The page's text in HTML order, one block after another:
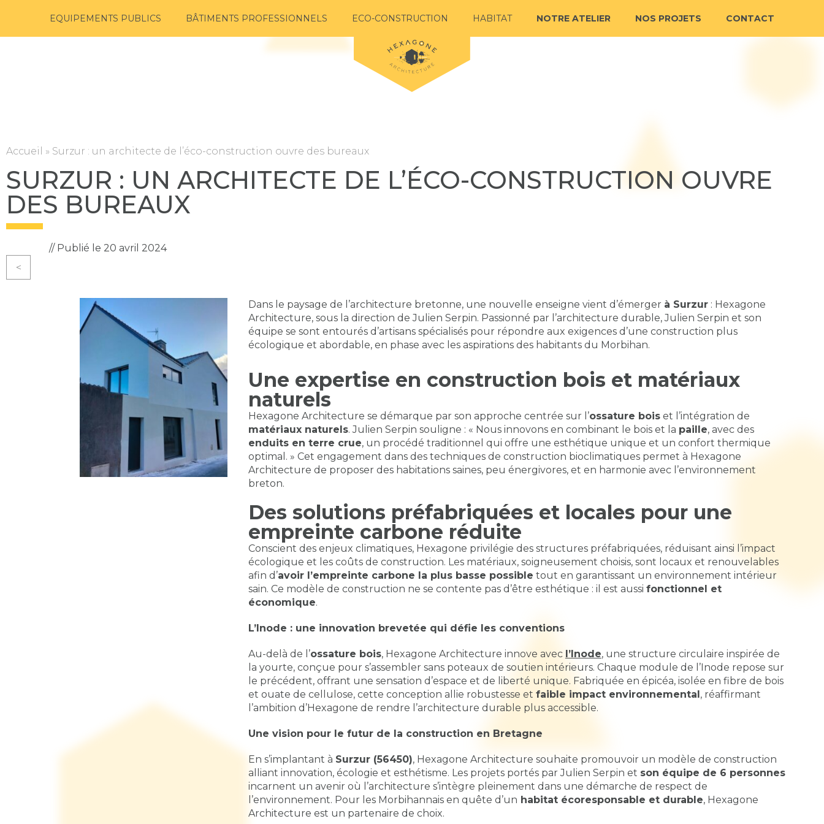
EQUIPEMENTS PUBLICS BÂTIMENTS PROFESSIONNELS ECO-CONSTRUCTION HABITAT NOTRE ATELIER NOS PROJETS CONTACT
Accueil » Surzur : un architecte de l’éco-construction ouvre des bureaux
SURZUR : UN ARCHITECTE DE L’ÉCO-CONSTRUCTION OUVRE
DES BUREAUX
// Publié le 20 avril 2024
<
Dans le paysage de l’architecture bretonne, une nouvelle enseigne vient d’émerger à Surzur: Hexagone
Architecture, sous la direction de Julien Serpin. Passionné par l’architecture durable, Julien Serpin et son
équipe se sont entourés d’artisans spécialisés pour répondre aux exigences d’une construction plus
écologique et abordable, en phase avec les aspirations des habitants du Morbihan.
Une expertise en construction bois et matériaux
naturels
Hexagone Architecture se démarque par son approche centrée sur l’ossature boiset l’intégration de
matériaux naturels. Julien Serpin souligne : « Nous innovons en combinant le bois et la paille, avec des
enduits en terre crue, un procédé traditionnel qui offre une esthétique unique et un confort thermique
optimal. » Cet engagement dans des techniques de construction bioclimatiques permet à Hexagone
Architecture de proposer des habitations saines, peu énergivores, et en harmonie avec l’environnement
breton.
Des solutions préfabriquées et locales pour une
empreinte carbone réduite
Conscient des enjeux climatiques, Hexagone privilégie des structures préfabriquées, réduisant ainsi l’impact
écologique et les coûts de construction. Les matériaux, soigneusement choisis, sont locaux et renouvelables
afin d’avoir l’empreinte carbone la plus basse possible tout en garantissant un environnement intérieur
sain. Ce modèle de construction ne se contente pas d’être esthétique : il est aussi fonctionnel et
économique.
L’Inode : une innovation brevetée qui défie les conventions
Au-delà de l’ossature bois, Hexagone Architecture innove avec l’Inode, une structure circulaire inspirée de
la yourte, conçue pour s’assembler sans poteaux de soutien intérieurs. Chaque module de l’Inode repose sur
le précédent, offrant une sensation d’espace et de liberté unique. Fabriquée en épicéa, isolée en fibre de bois
et ouate de cellulose, cette conception allie robustesse et faible impact environnemental, réaffirmant
l’ambition d’Hexagone de rendre l’architecture durable plus accessible.
Une vision pour le futur de la construction en Bretagne
En s’implantant à Surzur (56450), Hexagone Architecture souhaite promouvoir un modèle de construction
alliant innovation, écologie et esthétisme. Les projets portés par Julien Serpin et son équipe de 6 personnes
incarnent un avenir où l’architecture s’intègre pleinement dans une démarche de respect de
l’environnement. Pour les Morbihannais en quête d’un habitat écoresponsable et durable, Hexagone
Architecture est un partenaire de choix.